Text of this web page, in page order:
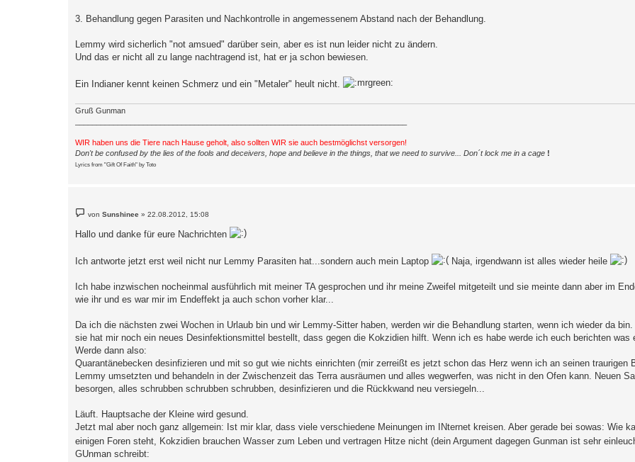
3. Behandlung gegen Parasiten und Nachkontrolle in angemessenem Abstand nach der Behandlung.
Lemmy wird sicherlich "not amsued" darüber sein, aber es ist nun leider nicht zu ändern.
Und das er nicht all zu lange nachtragend ist, hat er ja schon bewiesen.
Ein Indianer kennt keinen Schmerz und ein "Metaler" heult nicht.
Gruß Gunman
WIR haben uns die Tiere nach Hause geholt, also sollten WIR sie auch bestmöglichst versorgen!
Don't be confused by the lies of the fools and deceivers, hope and believe in the things, that we need to survive... Don´t lock me in a cage !
Lyrics from "Gift Of Faith" by Toto
e
t
g
vonSunshinee »22.08.2012, 15:08
Hallo und danke für eure Nachrichten
Ich antworte jetzt erst weil nicht nur Lemmy Parasiten hat...sondern auch mein Laptop Naja, irgendwann ist alles wieder heile
Ich habe inzwischen nocheinmal ausführlich mit meiner TA gesprochen und ihr meine Zweifel mitgeteilt und sie meinte dann aber im
wie ihr und es war mir im Endeffekt ja auch schon vorher klar...
Da ich die nächsten zwei Wochen in Urlaub bin und wir Lemmy-Sitter haben, werden wir die Behandlung starten, wenn ich wieder da
sie hat mir noch ein neues Desinfektionsmittel bestellt, dass gegen die Kokzidien hilft. Wenn ich es habe werde ich euch berichten was
Werde dann also:
Quarantänebecken desinfizieren und mit so gut wie nichts einrichten (mir zerreißt es jetzt schon das Herz wenn ich an seinen traurigen
Lemmy umsetzten und behandeln in der Zwischenzeit das Terra ausräumen und alles wegwerfen, was nicht in den Ofen kann. Neuen
besorgen, alles schrubben schrubben schrubben, desinfizieren und die Rückkwand neu versiegeln...
Läuft. Hauptsache der Kleine wird gesund.
Jetzt mal aber noch ganz allgemein: Ist mir klar, dass viele verschiedene Meinungen im INternet kreisen. Aber gerade bei sowas: Wie
einigen Foren steht, Kokzidien brauchen Wasser zum Leben und vertragen Hitze nicht (dein Argument dagegen Gunman ist sehr
GUnman schreibt: